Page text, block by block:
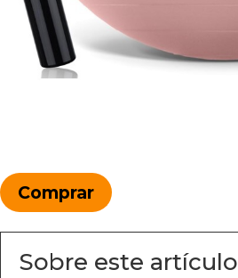
Comprar
Sobre este artículo